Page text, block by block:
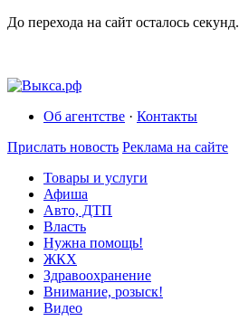
До перехода на сайт осталось секунд.
Об агентстве · Контакты
Прислать новость Реклама на сайте
Товары и услуги
Афиша
Авто, ДТП
Власть
Нужна помощь!
ЖКХ
Здравоохранение
Внимание, розыск!
Видео